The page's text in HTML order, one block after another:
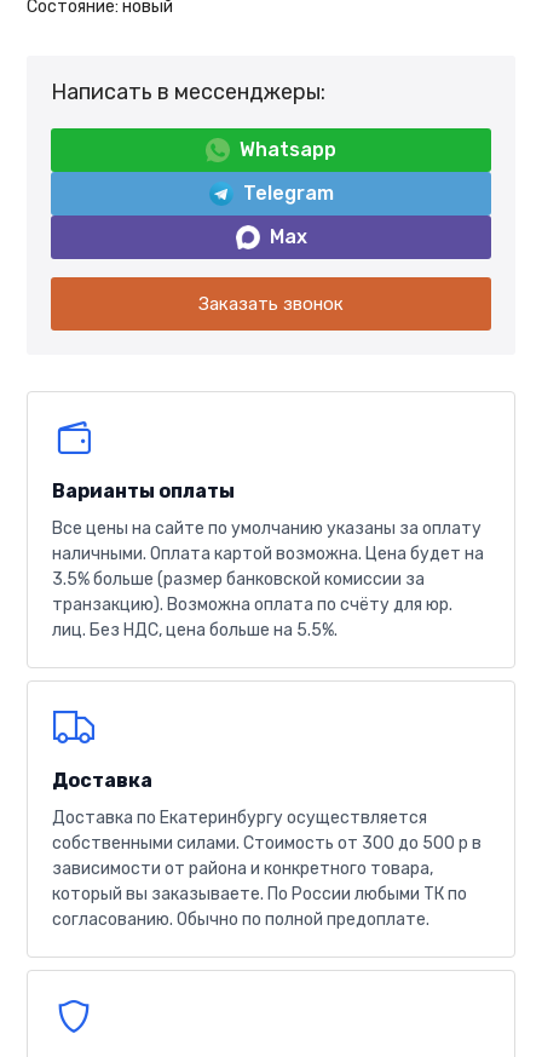
Состояние: новый
Написать в мессенджеры:
Whatsapp
Telegram
Max
Заказать звонок
Варианты оплаты
Все цены на сайте по умолчанию указаны за оплату
наличными. Оплата картой возможна. Цена будет на
3.5% больше (размер банковской комиссии за
транзакцию). Возможна оплата по счёту для юр.
лиц. Без НДС, цена больше на 5.5%.
Доставка
Доставка по Екатеринбургу осуществляется
собственными силами. Стоимость от 300 до 500 р в
зависимости от района и конкретного товара,
который вы заказываете. По России любыми ТК по
согласованию. Обычно по полной предоплате.